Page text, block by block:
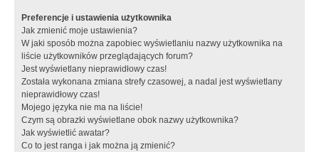
Preferencje i ustawienia użytkownika
Jak zmienić moje ustawienia?
W jaki sposób można zapobiec wyświetlaniu nazwy użytkownika na
liście użytkowników przeglądających forum?
Jest wyświetlany nieprawidłowy czas!
Została wykonana zmiana strefy czasowej, a nadal jest wyświetlany
nieprawidłowy czas!
Mojego języka nie ma na liście!
Czym są obrazki wyświetlane obok nazwy użytkownika?
Jak wyświetlić awatar?
Co to jest ranga i jak można ją zmienić?